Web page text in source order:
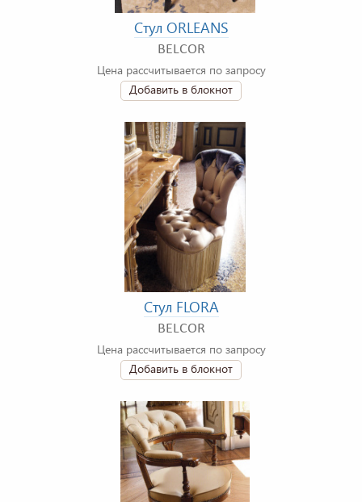
Стул ORLEANS
BELCOR
Цена рассчитывается по запросу
Добавить в блокнот
Стул FLORA
BELCOR
Цена рассчитывается по запросу
Добавить в блокнот